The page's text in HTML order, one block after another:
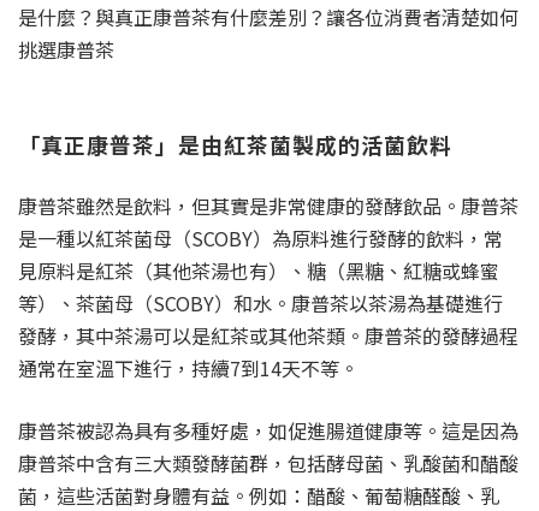
是什麼？與真正康普茶有什麼差別？讓各位消費者清楚如何
挑選康普茶
「真正康普茶」是由紅茶菌製成的活菌飲料
康普茶雖然是飲料，但其實是非常健康的發酵飲品。康普茶
是一種以紅茶菌母（SCOBY）為原料進行發酵的飲料，常
見原料是紅茶（其他茶湯也有）、糖（黑糖、紅糖或蜂蜜
等）、茶菌母（SCOBY）和水。康普茶以茶湯為基礎進行
發酵，其中茶湯可以是紅茶或其他茶類。康普茶的發酵過程
通常在室溫下進行，持續7到14天不等。
康普茶被認為具有多種好處，如促進腸道健康等。這是因為
康普茶中含有三大類發酵菌群，包括酵母菌、乳酸菌和醋酸
菌，這些活菌對身體有益。例如：醋酸、葡萄糖醛酸、乳